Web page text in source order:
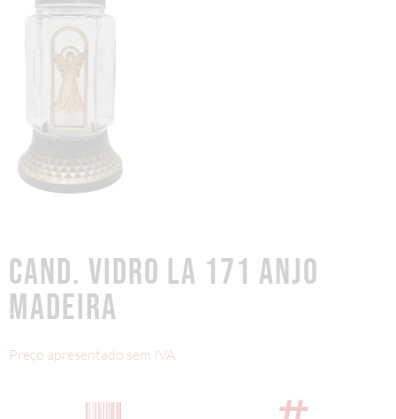
CAND. VIDRO LA 171 ANJO
MADEIRA
Preço apresentado sem IVA